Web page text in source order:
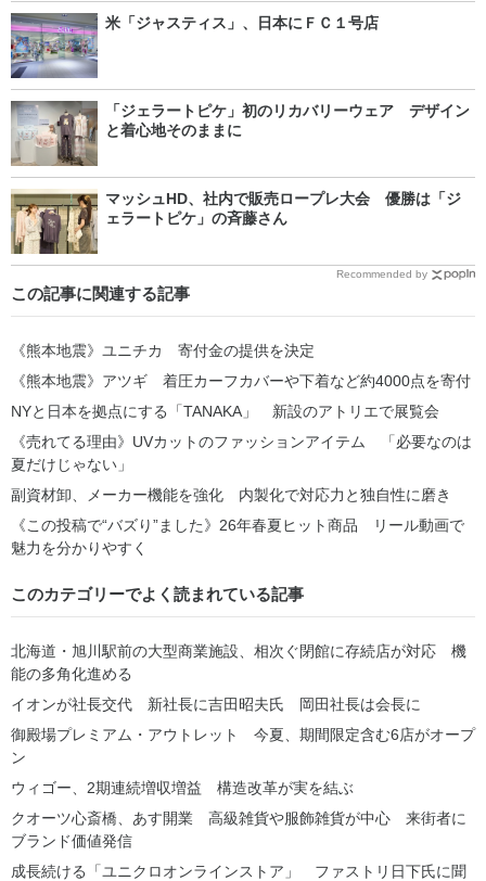
米「ジャスティス」、日本にＦＣ１号店
「ジェラートピケ」初のリカバリーウェア デザイン
と着心地そのままに
マッシュHD、社内で販売ロープレ大会 優勝は「ジ
ェラートピケ」の斉藤さん
Recommended by
この記事に関連する記事
《熊本地震》ユニチカ 寄付金の提供を決定
《熊本地震》アツギ 着圧カーフカバーや下着など約4000点を寄付
NYと日本を拠点にする「TANAKA」 新設のアトリエで展覧会
《売れてる理由》UVカットのファッションアイテム 「必要なのは
夏だけじゃない」
副資材卸、メーカー機能を強化 内製化で対応力と独自性に磨き
《この投稿で“バズり”ました》26年春夏ヒット商品 リール動画で
魅力を分かりやすく
このカテゴリーでよく読まれている記事
北海道・旭川駅前の大型商業施設、相次ぐ閉館に存続店が対応 機
能の多角化進める
イオンが社長交代 新社長に吉田昭夫氏 岡田社長は会長に
御殿場プレミアム・アウトレット 今夏、期間限定含む6店がオープ
ン
ウィゴー、2期連続増収増益 構造改革が実を結ぶ
クオーツ心斎橋、あす開業 高級雑貨や服飾雑貨が中心 来街者に
ブランド価値発信
成長続ける「ユニクロオンラインストア」 ファストリ日下氏に聞